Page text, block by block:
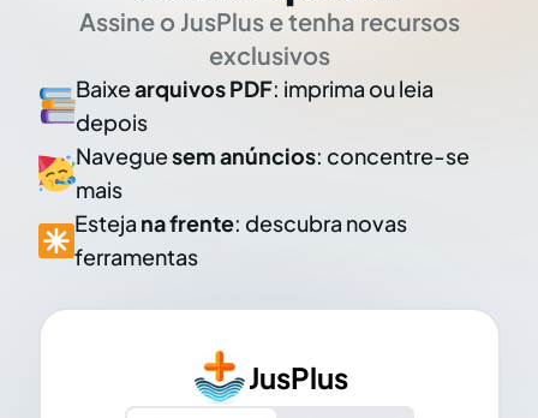
Assine o JusPlus e tenha recursos
exclusivos
Baixearquivos PDF: imprima ou leia
depois
Naveguesem anúncios: concentre-se
mais
Esteja na frente: descubra novas
ferramentas
JusPlus